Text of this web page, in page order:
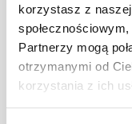
korzystasz z
Partnerzy mogą
otrzymanymi od
korzystania z ich